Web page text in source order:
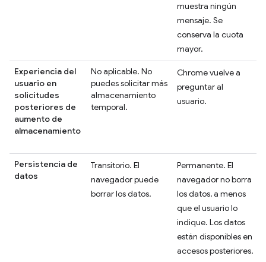
muestra ningún
mensaje. Se
conserva la cuota
mayor.
Experiencia del
usuario en
solicitudes
posteriores de
aumento de
almacenamiento
No aplicable. No
puedes solicitar más
almacenamiento
temporal.
Chrome vuelve a
preguntar al
usuario.
Persistencia de
datos
Transitorio. El
navegador puede
borrar los datos.
Permanente. El
navegador no borra
los datos, a menos
que el usuario lo
indique. Los datos
están disponibles en
accesos posteriores.